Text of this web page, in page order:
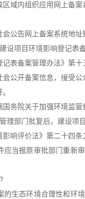
域内组织应用网上备
公告网上备案系统地址
设项目环境影响登记表
表备案管理办法》第
公开备案信息，接受
务院关于加强环境监
理部门批复后，建设项
响评价法》第二十四
应当报原审批部门重新
的生态环境合理性和环